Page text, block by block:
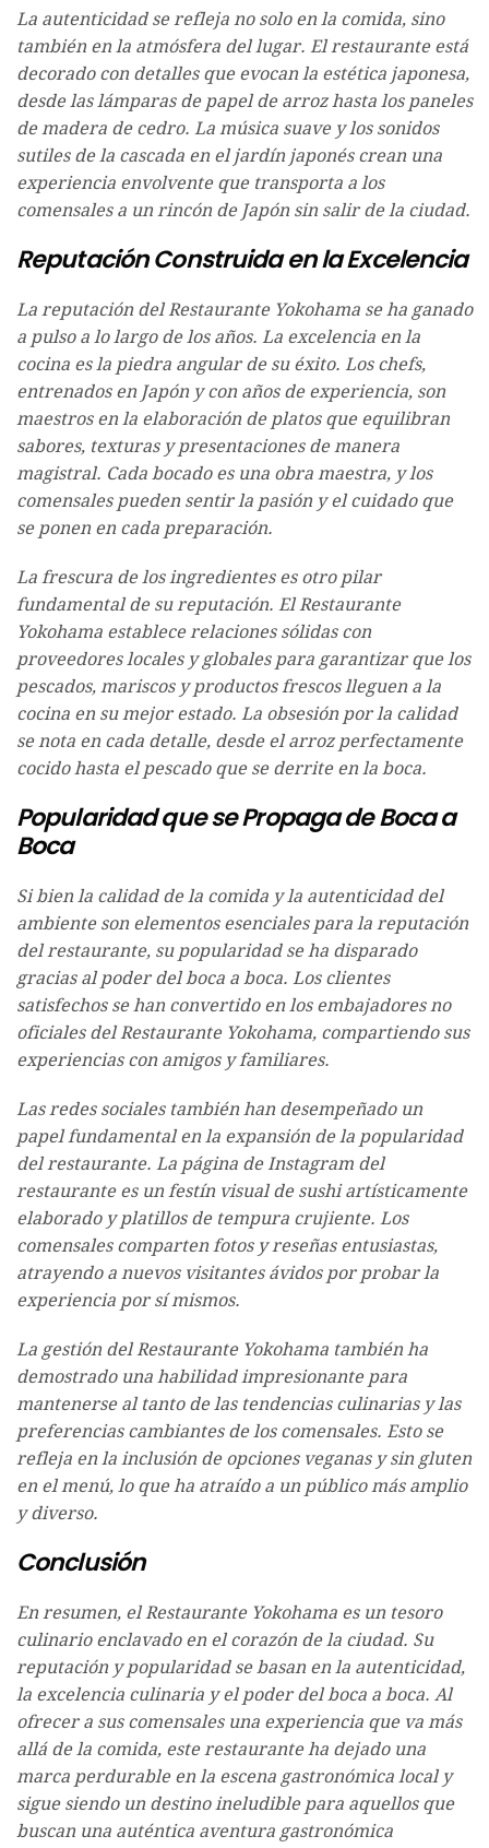
La autenticidad se refleja no solo en la comida, sino
también en la atmósfera del lugar. El restaurante está
decorado con detalles que evocan la estética japonesa,
desde las lámparas de papel de arroz hasta los paneles
de madera de cedro. La música suave y los sonidos
sutiles de la cascada en el jardín japonés crean una
experiencia envolvente que transporta a los
comensales a un rincón de Japón sin salir de la ciudad.
Reputación Construida en la Excelencia
La reputación del Restaurante Yokohama se ha ganado
a pulso a lo largo de los años. La excelencia en la
cocina es la piedra angular de su éxito. Los chefs,
entrenados en Japón y con años de experiencia, son
maestros en la elaboración de platos que equilibran
sabores, texturas y presentaciones de manera
magistral. Cada bocado es una obra maestra, y los
comensales pueden sentir la pasión y el cuidado que
se ponen en cada preparación.
La frescura de los ingredientes es otro pilar
fundamental de su reputación. El Restaurante
Yokohama establece relaciones sólidas con
proveedores locales y globales para garantizar que los
pescados, mariscos y productos frescos lleguen a la
cocina en su mejor estado. La obsesión por la calidad
se nota en cada detalle, desde el arroz perfectamente
cocido hasta el pescado que se derrite en la boca.
Popularidad que se Propaga de Boca a
Boca
Si bien la calidad de la comida y la autenticidad del
ambiente son elementos esenciales para la reputación
del restaurante, su popularidad se ha disparado
gracias al poder del boca a boca. Los clientes
satisfechos se han convertido en los embajadores no
oficiales del Restaurante Yokohama, compartiendo sus
experiencias con amigos y familiares.
Las redes sociales también han desempeñado un
papel fundamental en la expansión de la popularidad
del restaurante. La página de Instagram del
restaurante es un festín visual de sushi artísticamente
elaborado y platillos de tempura crujiente. Los
comensales comparten fotos y reseñas entusiastas,
atrayendo a nuevos visitantes ávidos por probar la
experiencia por sí mismos.
La gestión del Restaurante Yokohama también ha
demostrado una habilidad impresionante para
mantenerse al tanto de las tendencias culinarias y las
preferencias cambiantes de los comensales. Esto se
refleja en la inclusión de opciones veganas y sin gluten
en el menú, lo que ha atraído a un público más amplio
y diverso.
Conclusión
En resumen, el Restaurante Yokohama es un tesoro
culinario enclavado en el corazón de la ciudad. Su
reputación y popularidad se basan en la autenticidad,
la excelencia culinaria y el poder del boca a boca. Al
ofrecer a sus comensales una experiencia que va más
allá de la comida, este restaurante ha dejado una
marca perdurable en la escena gastronómica local y
sigue siendo un destino ineludible para aquellos que
buscan una auténtica aventura gastronómica